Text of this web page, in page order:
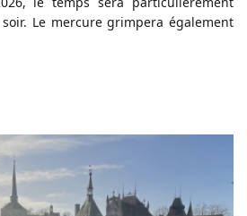
Le mercure grimpera également